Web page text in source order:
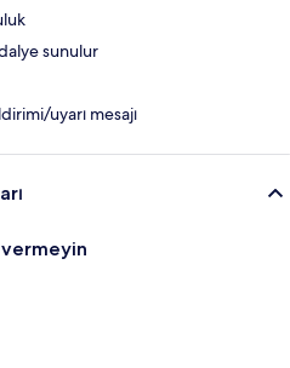
sunulur
uyarı mesajı